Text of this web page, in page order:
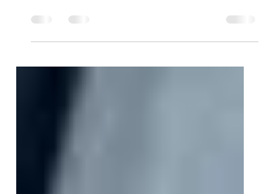
vive ad Agrate Brianza. Dopo aver
concluso gli studi presso l’Istituto Statale
d’Arte di Monza, dove...